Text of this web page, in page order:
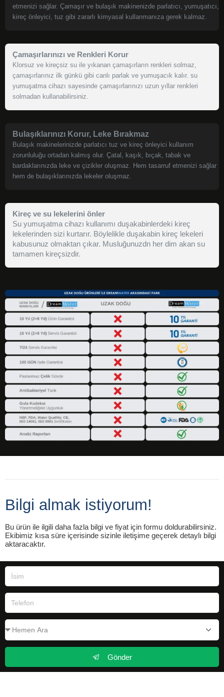
etmenizi sağlar. Çamaşır ve bulaşık makinenizde parlatıcı, yumuşatıcı,
kireç önleyici, tuz gibi zararlı kimyasal kullanmanıza gerek kalmaz.
Çamaşırlarınızı ve Renkleri Korur
Klorsuz ve kireçsiz su ile yıkanan çamaşırların renkleri solmaz,
çamaşırlarınız ilk günkü gibi canlı parlak ve yumuşacık kalır. su
yumuşatma cihazı sayesinde çamaşırlarınızı uzun yıllar renkleri
solmadan kullanabilirsiniz.
Bulaşıklarınızı Korur, Leke Bırakmaz
Bulaşık makinelerinizde parlatıcı tuz ve kireç önleyici kullanım
zorunluluğu ortadan kalmış olur. Çatal, kaşık, bıçak, tabak ve
bardaklarınızda leke ve çizikler oluşmaz. Hem tasarruf etmenizi sağlar
hem de bulaşıklarınızda lekeler oluşmaz.
Kireç ve su lekelerini önler
Su yumuşatma cihazı kullanımı duşakabinlerdeki kireç
lekelerinden sizi kurtarır. Böylelikle duşakabin kireç lekeleri
kabusunuz olmaktan çıkar. Musluğunuzdn her dim akan su
tamamen kireçsizdir.
Bilgi almak istiyorum!
Bu ürün ile ilgili daha fazla bilgi ve fiyat için formu doldurabilirsiniz.
Ekibimiz kısa süre içerisinde sizinle iletişime geçerek detaylı bilgi
aktaracaktır.
Gönder